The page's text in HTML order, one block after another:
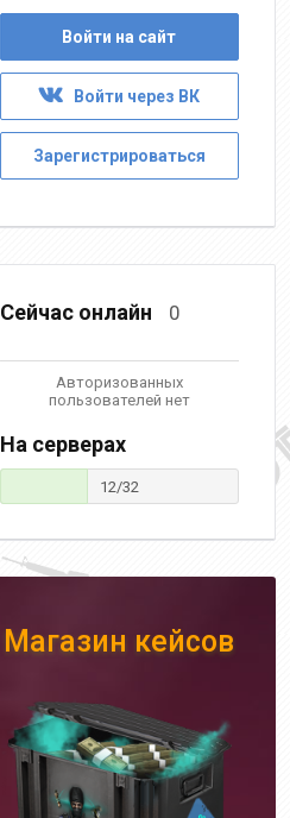
Войти на сайт
Войти через ВК
Зарегистрироваться
Сейчас онлайн 0
Авторизованных
пользователей нет
На серверах
12/32
Магазин кейсов